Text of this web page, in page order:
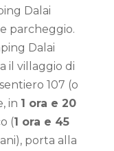
Dalai
parcheggio.
Dalai
il villaggio di
107 (o
in 1 ora e 20
(1 ora e 45
porta alla